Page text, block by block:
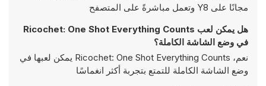
مجانًا على Y8 وتعمل مباشرةً على المتصفح
هل يمكن لعب Ricochet: One Shot Everything Counts
في وضع الشاشة الكاملة؟
نعم، Ricochet: One Shot Everything Counts يمكن لعبها في
وضع الشاشة الكاملة للتمتع بتجربة أكثر انغماسًا